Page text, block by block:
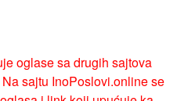
oglase sa drugih sajtova
sajtu InoPoslovi.online se